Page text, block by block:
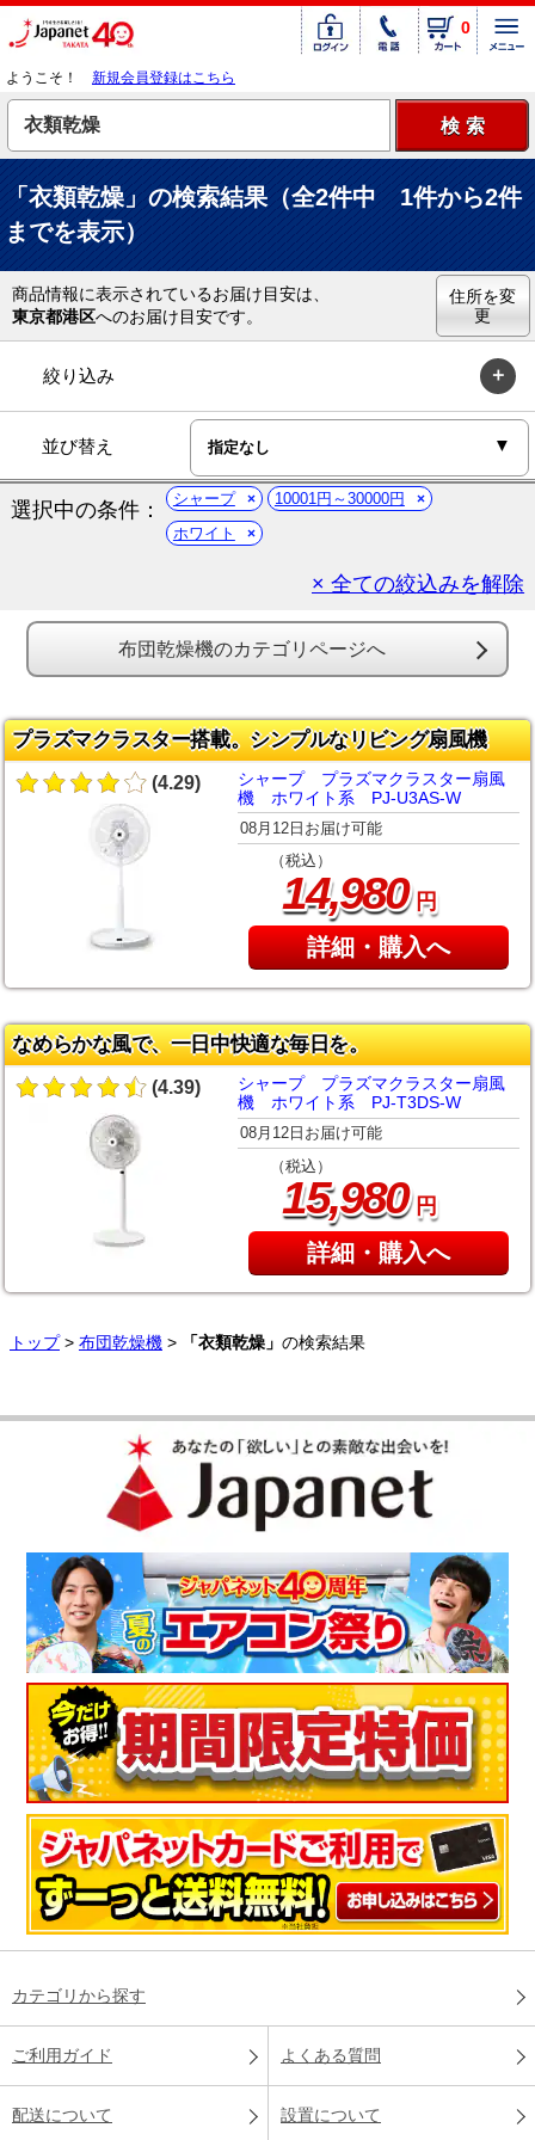
0
ようこそ！ 新規会員登録はこちら
「衣類乾燥」の検索結果（全2件中 1件から2件
までを表示）
商品情報に表示されているお届け目安は、
東京都港区へのお届け目安です。
住所を変
更
絞り込み
並び替え
選択中の条件： シャープ
10001円～30000円
ホワイト
× 全ての絞込みを解除
布団乾燥機のカテゴリページへ
プラズマクラスター搭載。シンプルなリビング扇風機
(4.29)
シャープ プラズマクラスター扇風
機 ホワイト系 PJ-U3AS-W
08月12日お届け可能
（税込）
14,980円
詳細・購入へ
なめらかな風で、一日中快適な毎日を。
(4.39)
シャープ プラズマクラスター扇風
機 ホワイト系 PJ-T3DS-W
08月12日お届け可能
（税込）
15,980円
詳細・購入へ
トップ> 布団乾燥機 > 「衣類乾燥」 の検索結果
カテゴリから探す
ご利用ガイド よくある質問
配送について 設置について